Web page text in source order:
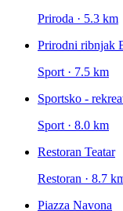
Priroda · 5.3 km
Prirodni ribnjak
Sport · 7.5 km
Sportsko -
Sport · 8.0 km
Restoran Teatar
Restoran · 8.7
Piazza Navona